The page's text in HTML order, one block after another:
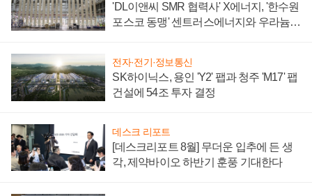
'DL이앤씨 SMR 협력사' X에너지, '한수원
포스코 동맹' 센트러스에너지와 우라늄
전자·전기·정보통신
SK하이닉스, 용인 'Y2' 팹과 청주 'M17' 팹
건설에 54조 투자 결정
데스크 리포트
[데스크리포트 8월] 무더운 입추에 든 생
각, 제약바이오 하반기 훈풍 기대한다